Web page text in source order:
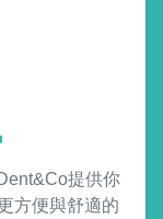
提供你
方便與舒適的